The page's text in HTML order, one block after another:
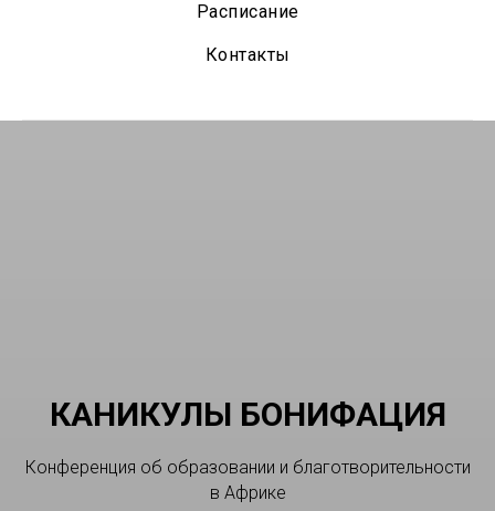
Расписание
Контакты
КАНИКУЛЫ БОНИФАЦИЯ
Конференция об образовании и благотворительности
в Африке